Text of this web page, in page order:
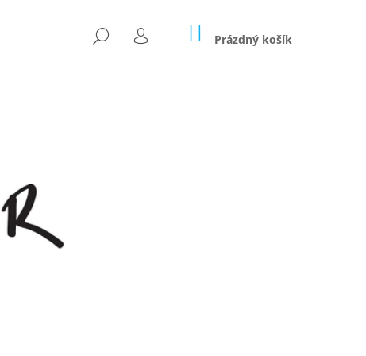
HLEDAT
PŘIHLÁŠENÍ
NÁKUPNÍ
KOŠÍK
Prázdný košík